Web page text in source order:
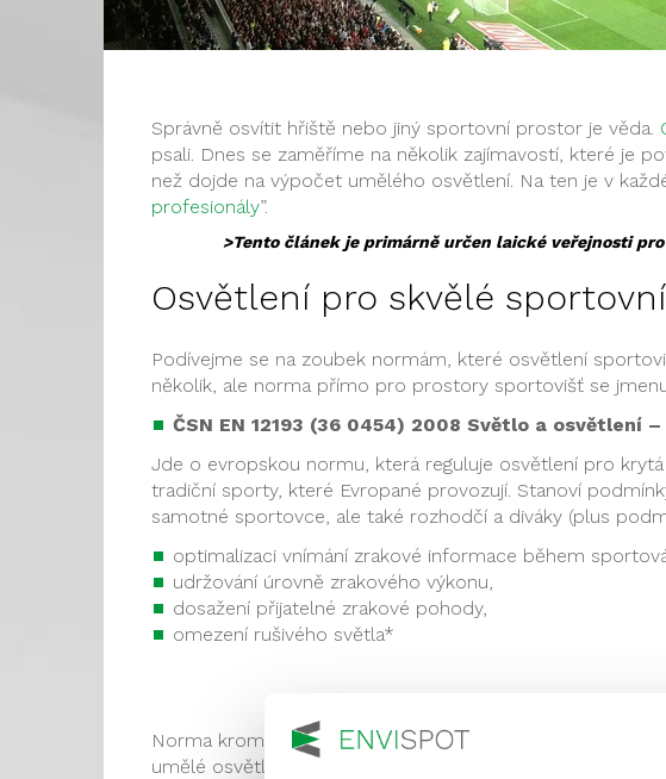
Správně osvítit hřiště nebo jiný sportovní prostor je věda.
psali. Dnes se zaměříme na několik zajímavostí, které je
než dojde na výpočet umělého osvětlení. Na ten je v
profesionály”.
>Tento článek je primárně určen laické veřejnosti
Osvětlení pro skvělé
Podívejme se na zoubek normám, které osvětlení
několik, ale norma přímo pro prostory sportovišť se
ČSN EN 12193 (36 0454) 2008 Světlo a osvětlení
Jde o evropskou normu, která reguluje osvětlení pro
tradiční sporty, které Evropané provozují. Stanoví
samotné sportovce, ale také rozhodčí a diváky (plus
optimalizaci vnímání zrakové informace během
udržování úrovně zrakového výkonu,
dosažení přijatelné zrakové pohody,
omezení rušivého světla*
Norma kromě výše uvedeného stanovuje také hodnoty
umělé osvětlení sportoviště (i při jeho kontrole). Jde o